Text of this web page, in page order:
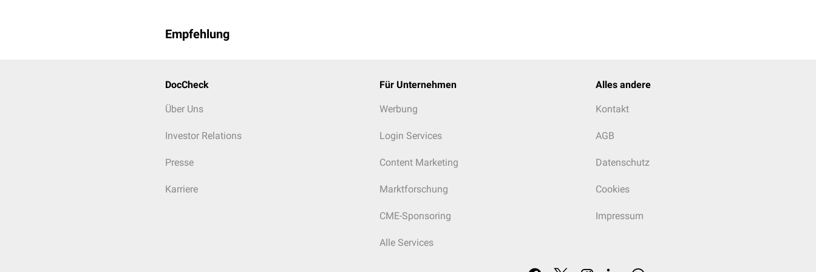
Empfehlung
DocCheck
Über Uns
Investor Relations
Presse
Karriere
Für Unternehmen
Werbung
Login Services
Content Marketing
Marktforschung
CME-Sponsoring
Alle Services
Alles andere
Kontakt
AGB
Datenschutz
Cookies
Impressum